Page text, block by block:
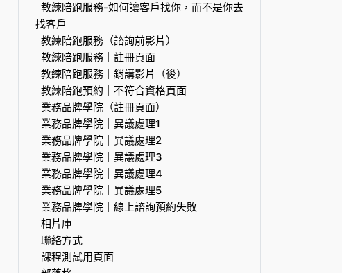
教練陪跑服務-如何讓客戶找你，而不是你去
找客戶
教練陪跑服務（諮詢前影片）
教練陪跑服務｜註冊頁面
教練陪跑服務｜銷講影片（後）
教練陪跑預約｜不符合資格頁面
業務品牌學院（註冊頁面）
業務品牌學院｜異議處理1
業務品牌學院｜異議處理2
業務品牌學院｜異議處理3
業務品牌學院｜異議處理4
業務品牌學院｜異議處理5
業務品牌學院｜線上諮詢預約失敗
相片庫
聯絡方式
課程測試用頁面